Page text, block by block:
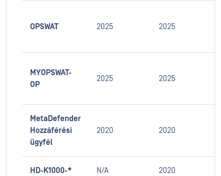
OPSWAT 2025 2025
MYOPSWAT-
OP
2025 2025
MetaDefender
Hozzáférési
ügyfél
2020 2020
HD-K1000-* N/A 2020